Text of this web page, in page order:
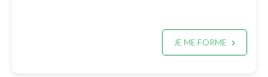
JE ME FORME